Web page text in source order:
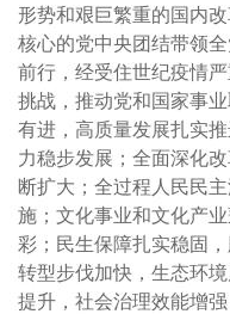
形势和艰巨繁重的国内
核心的党中央团结带领
前行，经受住世纪疫情
挑战，推动党和国家事
有进，高质量发展扎实
力稳步发展；全面深化
断扩大；全过程人民民
施；文化事业和文化产
彩；民生保障扎实稳固
转型步伐加快，生态环
提升，社会治理效能增